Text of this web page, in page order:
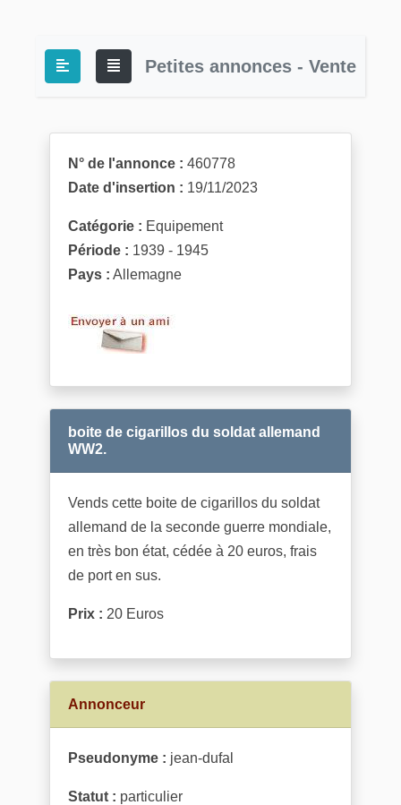
Petites annonces - Vente
N° de l'annonce : 460778
Date d'insertion : 19/11/2023
Catégorie : Equipement
Période : 1939 - 1945
Pays : Allemagne
boite de cigarillos du soldat allemand
WW2.
Vends cette boite de cigarillos du soldat
allemand de la seconde guerre mondiale,
en très bon état, cédée à 20 euros, frais
de port en sus.
Prix : 20 Euros
Annonceur
Pseudonyme : jean-dufal
Statut : particulier